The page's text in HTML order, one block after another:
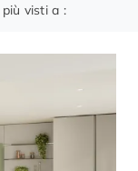
più visti a :